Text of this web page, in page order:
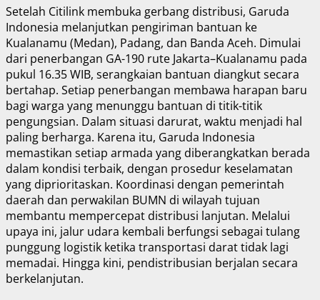
Setelah Citilink membuka gerbang distribusi, Garuda
Indonesia melanjutkan pengiriman bantuan ke
Kualanamu (Medan), Padang, dan Banda Aceh. Dimulai
dari penerbangan GA-190 rute Jakarta–Kualanamu pada
pukul 16.35 WIB, serangkaian bantuan diangkut secara
bertahap. Setiap penerbangan membawa harapan baru
bagi warga yang menunggu bantuan di titik-titik
pengungsian. Dalam situasi darurat, waktu menjadi hal
paling berharga. Karena itu, Garuda Indonesia
memastikan setiap armada yang diberangkatkan berada
dalam kondisi terbaik, dengan prosedur keselamatan
yang diprioritaskan. Koordinasi dengan pemerintah
daerah dan perwakilan BUMN di wilayah tujuan
membantu mempercepat distribusi lanjutan. Melalui
upaya ini, jalur udara kembali berfungsi sebagai tulang
punggung logistik ketika transportasi darat tidak lagi
memadai. Hingga kini, pendistribusian berjalan secara
berkelanjutan.